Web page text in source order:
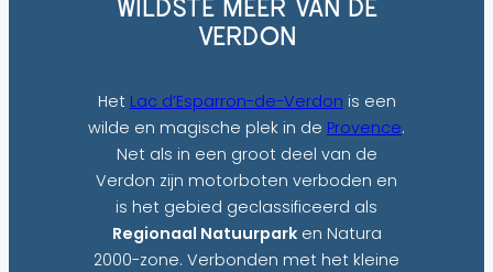
WILDSTE MEER VAN DE
VERDON
Het Lac d’Esparron-de-Verdon is een
wilde en magische plek in de Provence.
Net als in een groot deel van de
Verdon zijn motorboten verboden en
is het gebied geclassificeerd als
Regionaal Natuurparken Natura
2000-zone. Verbonden met het kleine